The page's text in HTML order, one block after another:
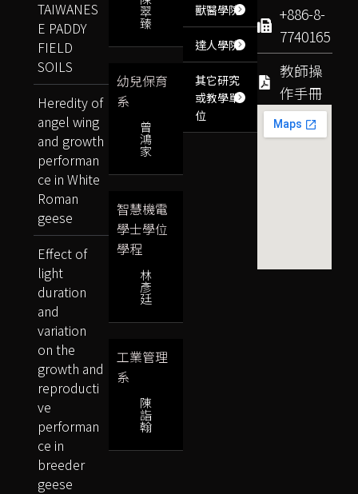
+886-8-
7740165
教師操
作手冊
獸醫學院
達人學院
其它研究
或教學單
位
翠
臻
幼兒保育
系
曾
鴻
家
智慧機電
學士學位
學程
林
彥
廷
工業管理
系
陳
詣
翰
TAIWANES
E PADDY
FIELD
SOILS
Heredity of
angel wing
and growth
performan
ce in White
Roman
geese
Effect of
light
duration
and
variation
on the
growth and
reproducti
ve
performan
ce in
breeder
geese